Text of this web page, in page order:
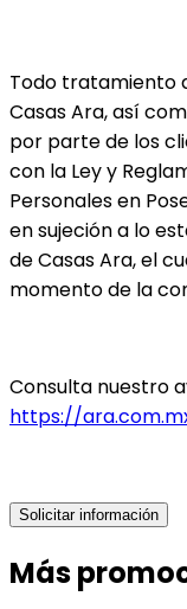
Todo tratamiento
Casas Ara, así
por parte de los
con la Ley y
Personales en
en sujeción a lo
de Casas Ara, el
momento de la
https://
Solicitar información
Más